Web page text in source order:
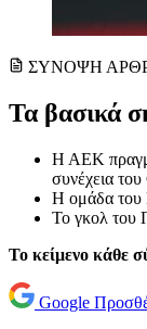
ΣΥΝΟΨΗ
Τα βασικά
Η ΑΕΚ
συνέχεια
Η ομάδα του
Το γκολ του
Το κείμενο κάθε
Google